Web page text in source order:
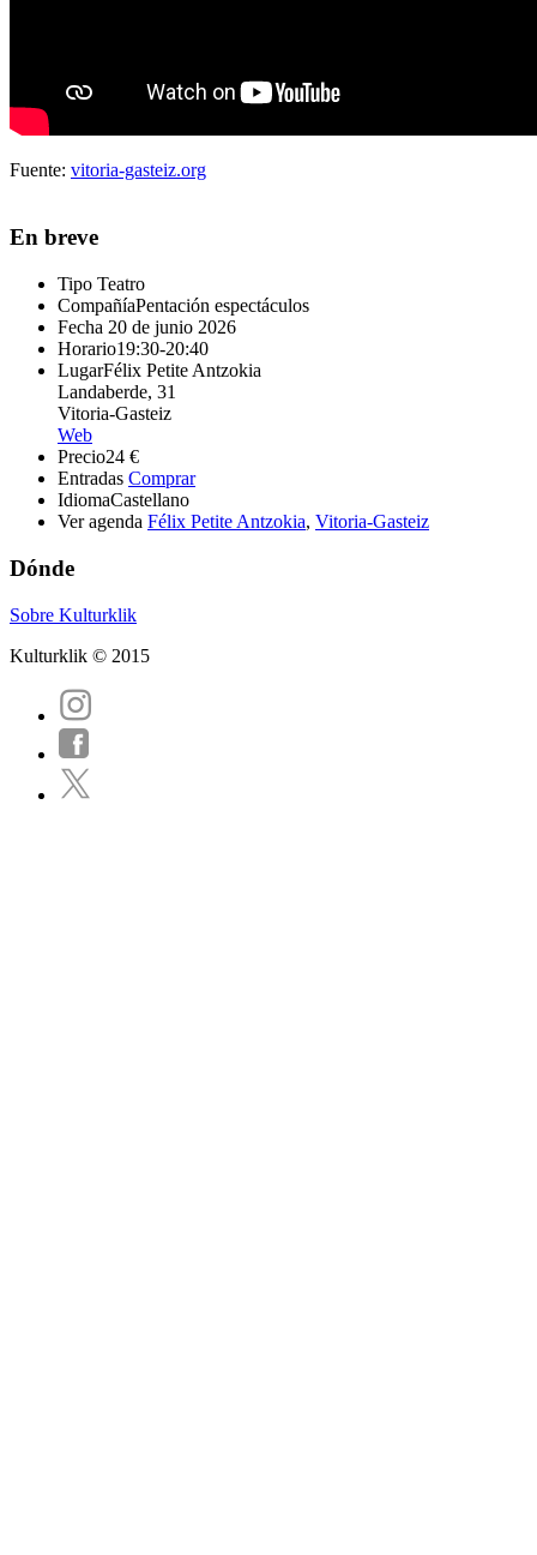
Fuente: vitoria-gasteiz.org
En breve
Tipo Teatro
CompañíaPentación espectáculos
Fecha 20 de junio 2026
Horario19:30-20:40
LugarFélix Petite Antzokia
Landaberde, 31
Vitoria-Gasteiz
Web
Precio24 €
Entradas Comprar
IdiomaCastellano
Ver agenda Félix Petite Antzokia, Vitoria-Gasteiz
Dónde
Sobre Kulturklik
Kulturklik © 2015